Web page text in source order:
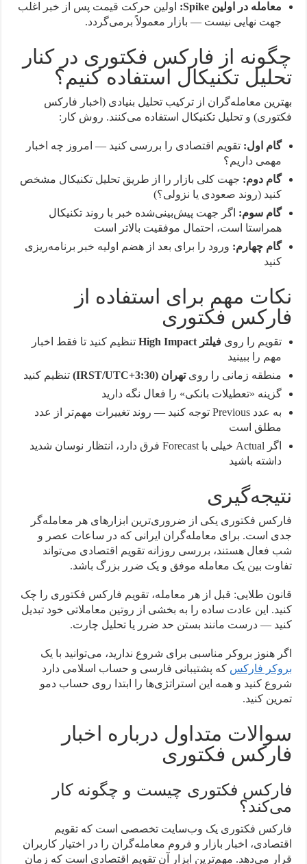
معامله در اولین Spike:
اولین حرکت قیمت پس از خبر اغلب
جهت نهایی نیست — بازار معمولاً برمی‌گردد.
چگونه از فارکس فکتوری در کنار
تحلیل تکنیکال استفاده کنیم؟
بهترین معامله‌گران از ترکیب تحلیل بنیادی (اخبار فارکس
فکتوری) و تحلیل تکنیکال استفاده می‌کنند. روش کار:
گام اول: تقویم اقتصادی را بررسی کنید — امروز چه اخبار
مهمی داریم؟
گام دوم: جهت کلی بازار را از طریق تحلیل تکنیکال مشخص
کنید (روند صعودی یا نزولی؟)
گام سوم: اگر جهت پیش‌بینی‌شده خبر با روند تکنیکال
همراستا است، احتمال موفقیت بالاتر است
گام چهارم: ورود را برای بعد از هضم اولیه خبر برنامه‌ریزی
کنید
نکات مهم برای استفاده از
فارکس فکتوری
تقویم را رویفیلتر High Impact
تنظیم کنید تا فقط اخبار
مهم را ببینید
منطقه زمانی را رویتهران (IRST/UTC+3:30)
تنظیم کنید
گزینه «تعطیلات بانکی» را فعال نگه دارید
به عدد Previous توجه کنید — روند تغییرات مهم‌تر از عدد
مطلق است
اگر Actual خیلی با Forecast فرق دارد، انتظار نوسان شدید
داشته باشید
نتیجه‌گیری
فارکس فکتوری یکی از ضروری‌ترین ابزارهای هر معامله‌گر
جدی است. برای معامله‌گران ایرانی که در ساعات عصر و
شب فعال هستند، بررسی روزانه تقویم اقتصادی می‌تواند
تفاوت بین یک معامله موفق و یک ضرر بزرگ باشد.
قانون طلایی: قبل از هر معامله، تقویم فارکس فکتوری را چک
کنید. این عادت ساده را به بخشی از روتین معاملاتی خود تبدیل
کنید — درست مانند بستن حد ضرر یا تحلیل چارت.
اگر هنوز بروکر مناسبی برای شروع ندارید، می‌توانید با یک
بروکر فارکس که پشتیبانی فارسی و حساب اسلامی دارد
شروع کنید و همه این استراتژی‌ها را ابتدا روی حساب دمو
تمرین کنید.
سوالات متداول درباره اخبار
فارکس فکتوری
فارکس فکتوری چیست و چگونه کار
می‌کند؟
فارکس فکتوری یک وب‌سایت تخصصی است که تقویم
اقتصادی، اخبار بازار و فروم معامله‌گران را در اختیار کاربران
قرار می‌دهد. مهم‌ترین ابزار آن تقویم اقتصادی است که زمان